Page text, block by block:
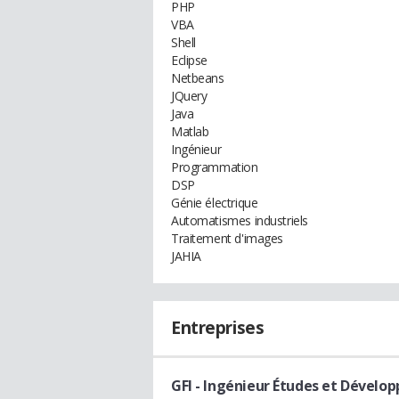
PHP
VBA
Shell
Eclipse
Netbeans
JQuery
Java
Matlab
Ingénieur
Programmation
DSP
Génie électrique
Automatismes industriels
Traitement d'images
JAHIA
Entreprises
GFI - Ingénieur Études et